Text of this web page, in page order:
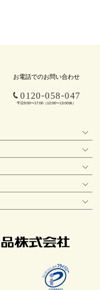
お電話でのお問い合わせ
0120-058-047
平日9:00〜17:00（12:00〜13:00休）